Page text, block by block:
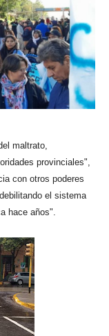
maltrato,
provinciales",
con otros poderes
el sistema
hace años".